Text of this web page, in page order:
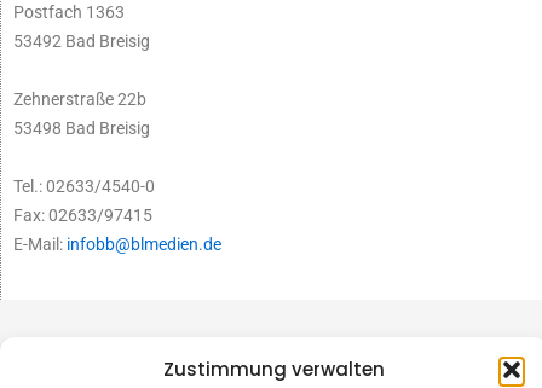
Zustimmung verwalten
Postfach 1363
53492 Bad Breisig
Zehnerstraße 22b
53498 Bad Breisig
Tel.: 02633/4540-0
Fax: 02633/97415
E-Mail: infobb@blmedien.de